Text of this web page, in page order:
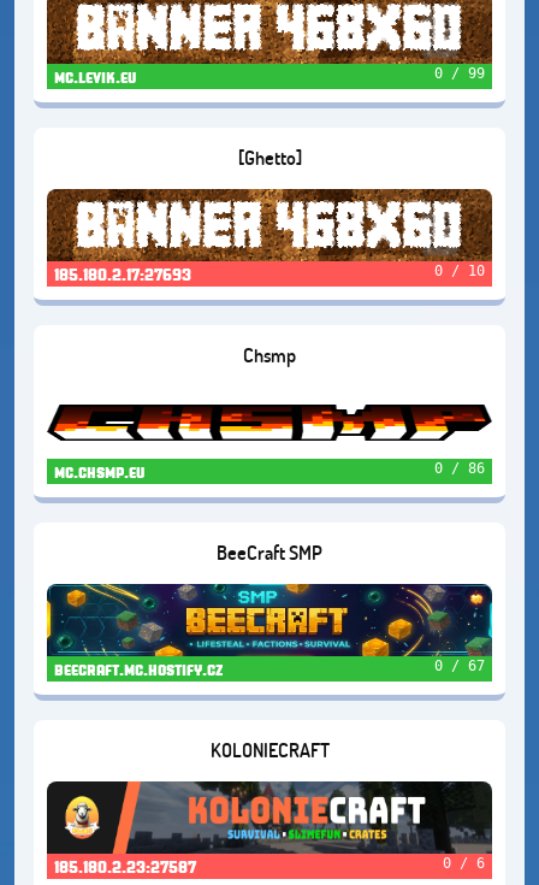
mc.levik.eu 0 / 99
[Ghetto]
185.180.2.17:27693 0 / 10
Chsmp
mc.chsmp.eu 0 / 86
BeeCraft SMP
beecraft.mc.hostify.cz 0 / 67
KOLONIECRAFT
185.180.2.23:27587 0 / 6